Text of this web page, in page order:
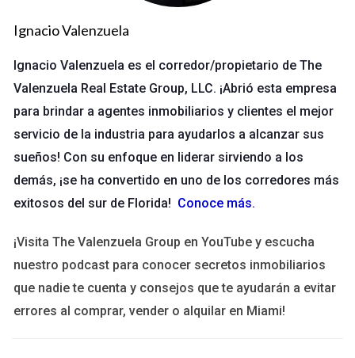
1. Construye una sólida red de contactos
medida que construyes relaciones con otros profesionales
del sector, clientes potenciales y personas influyentes en tu
comunidad, debes recordar que la calidad de estas
conexiones es tan importante como la cantidad. Participa en
eventos locales, ferias de vivienda y actividades comunitarias
para crear una red sólida.
En la era digital, utilizar herramientas tecnológicas puede
marcar una gran diferencia en tu éxito. Desde el uso de
software de gestión de clientes hasta estrategias de
marketing en redes sociales, integrar tecnología en tu enfoque
Ignacio Valenzuela
Ignacio Valenzuela es el corredor/propietario de The
Valenzuela Real Estate Group, LLC. ¡Abrió esta empresa
para brindar a agentes inmobiliarios y clientes el mejor
servicio de la industria para ayudarlos a alcanzar sus
sueños! Con su enfoque en liderar sirviendo a los
demás, ¡se ha convertido en uno de los corredores más
exitosos del sur de Florida! Conoce más.
¡Visita The Valenzuela Group en YouTube y escucha
nuestro podcast para conocer secretos inmobiliarios
que nadie te cuenta y consejos que te ayudarán a evitar
errores al comprar, vender o alquilar en Miami!